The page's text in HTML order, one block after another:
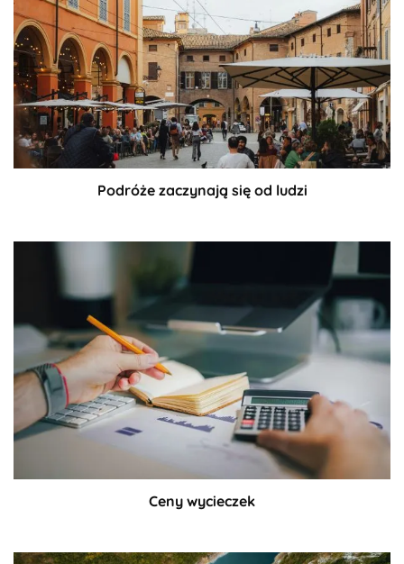
Podróże zaczynają się od ludzi
Ceny wycieczek